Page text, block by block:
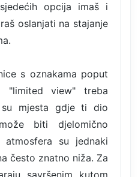
opcija imaš i
oslanjati na stajanje
s oznakama poput
"limited view" treba
mjesta gdje ti dio
biti djelomično
su jednaki
često znatno niža. Za